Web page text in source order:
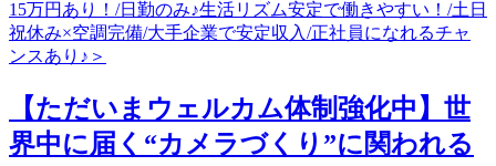
【ただいまウェルカム体制強化中】世
界中に届く“カメラづくり”に関われる